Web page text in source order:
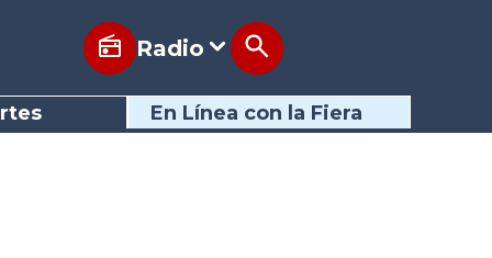
Radio
En Línea con la Fiera